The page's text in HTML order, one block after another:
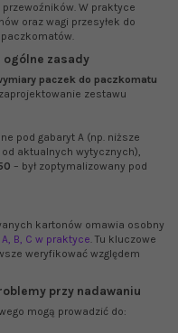
W praktyce
oraz wagi przesyłek do
ogólne zasady
paczek do paczkomatu
zestawu
pod gabaryt A (np. niższe
aktualnych wytycznych),
– był zoptymalizowany pod
kartonów omawia osobny
B, C w praktyce. Tu kluczowe
weryfikować względem
przy nadawaniu
mogą prowadzić do: